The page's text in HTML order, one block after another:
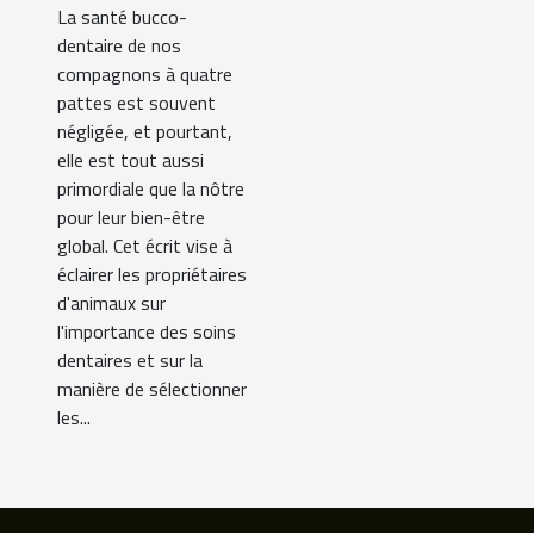
pour vos
animaux
domestiques
La santé bucco-
dentaire de nos
compagnons à quatre
pattes est souvent
négligée, et pourtant,
elle est tout aussi
primordiale que la nôtre
pour leur bien-être
global. Cet écrit vise à
éclairer les propriétaires
d'animaux sur
l'importance des soins
dentaires et sur la
manière de sélectionner
les...